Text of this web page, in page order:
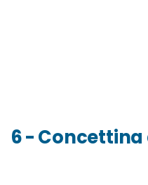
6 - Concettina